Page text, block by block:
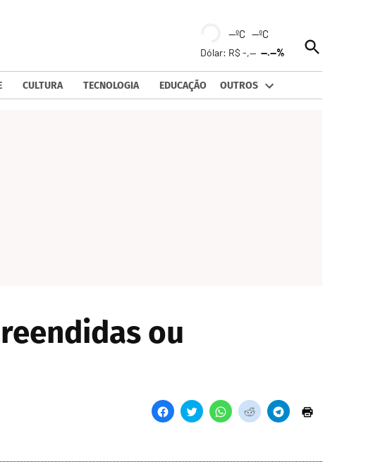
--ºC --ºC
Dólar: R$ -,----.--%
Open
Search
CULTURA TECNOLOGIA EDUCAÇÃO OUTROS
ou